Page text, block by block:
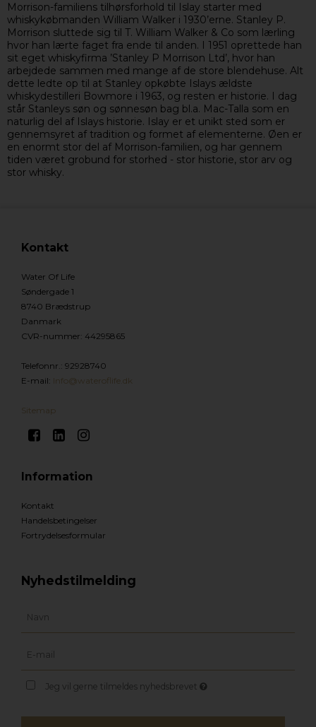
Morrison-familiens tilhørsforhold til Islay starter med
whiskykøbmanden William Walker i 1930’erne. Stanley P.
Morrison sluttede sig til T. William Walker & Co som lærling
hvor han lærte faget fra ende til anden. I 1951 oprettede han
sit eget whiskyfirma ’Stanley P Morrison Ltd’, hvor han
arbejdede sammen med mange af de store blendehuse. Alt
dette ledte op til at Stanley opkøbte Islays ældste
whiskydestilleri Bowmore i 1963, og resten er historie. I dag
står Stanleys søn og sønnesøn bag bl.a. Mac-Talla som en
naturlig del af Islays historie. Islay er et unikt sted som er
gennemsyret af tradition og formet af elementerne. Øen er
en enormt stor del af Morrison-familien, og har gennem
tiden været grobund for storhed - stor historie, stor arv og
stor whisky.
Kontakt
Water Of Life
Søndergade 1
8740 Brædstrup
Danmark
CVR-nummer: 44295865
Telefonnr.: 92928740
E-mail: Info@wateroflife.dk
Sitemap
Information
Kontakt
Handelsbetingelser
Fortrydelsesformular
Nyhedstilmelding
Jeg vil gerne tilmeldes nyhedsbrevet